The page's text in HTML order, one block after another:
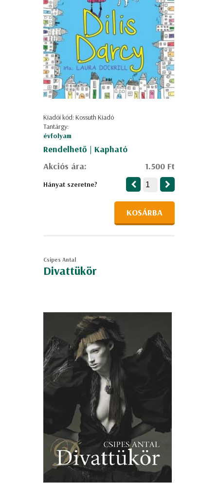
Kiadói kód: Kossuth Kiadó
Tantárgy:
évfolyam
Rendelhető | Kapható
Akciós ára:
1.500 Ft
Hányat szeretne?
KOSÁRBA
Csipes Antal
Divattükör